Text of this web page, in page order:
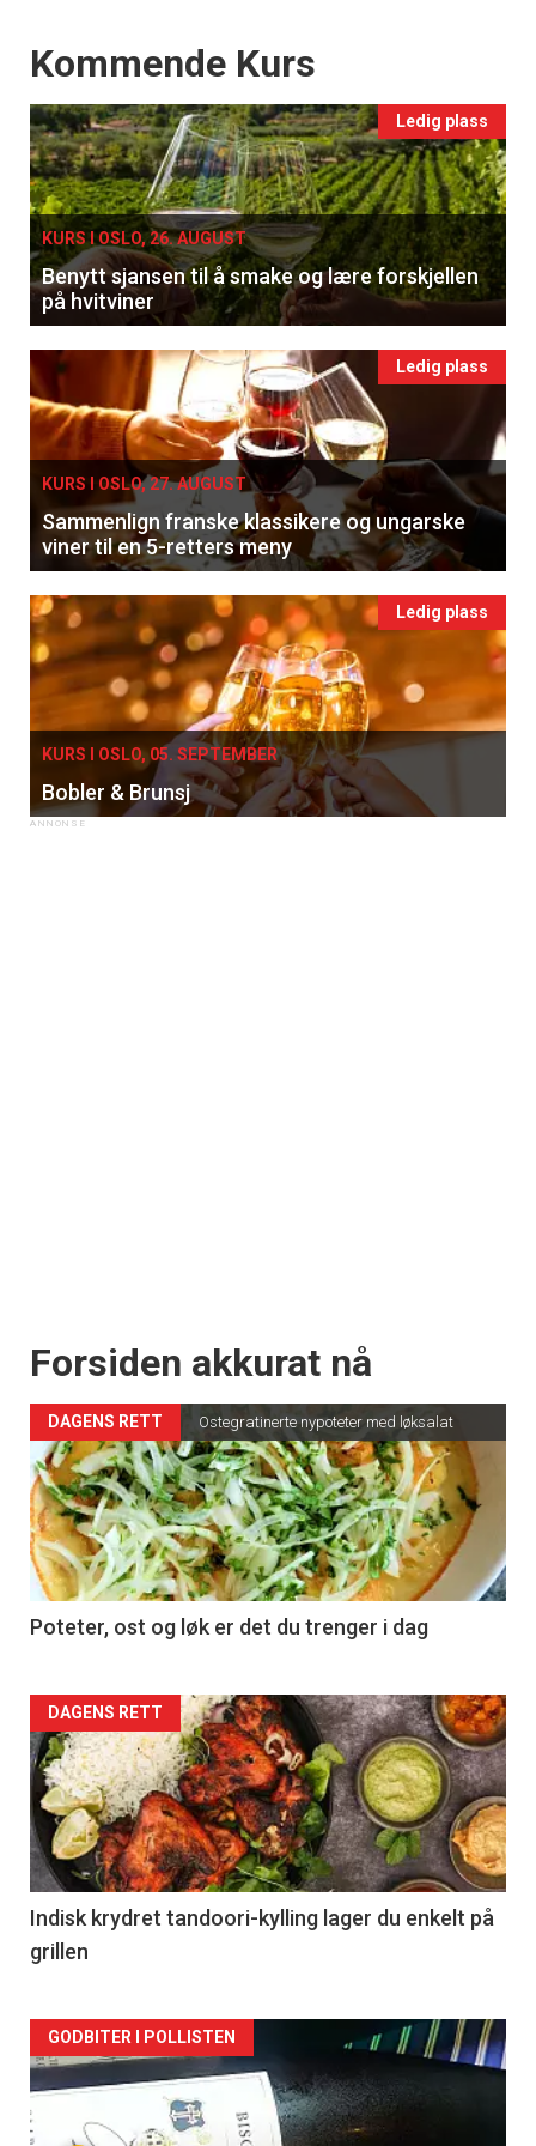
Events
Kommende Kurs
Ledig plass
KURS I OSLO, 26. AUGUST
Benytt sjansen til å smake og lære forskjellen
på hvitviner
Ledig plass
KURS I OSLO, 27. AUGUST
Sammenlign franske klassikere og ungarske
viner til en 5-retters meny
Ledig plass
KURS I OSLO, 05. SEPTEMBER
Bobler & Brunsj
Forsiden akkurat nå
DAGENS RETT Ostegratinerte nypoteter med løksalat
Poteter, ost og løk er det du trenger i dag
Forsiden
akkurat
nå
-
2
DAGENS RETT
Indisk krydret tandoori-kylling lager du enkelt på
grillen
Forsiden
akkurat
GODBITER I POLLISTEN